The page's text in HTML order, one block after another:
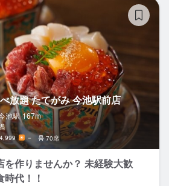
放題 たてがみ 今池駅前店
池駅 167m
－ 70席
を作りませんか？ 未経験大歓
代！！